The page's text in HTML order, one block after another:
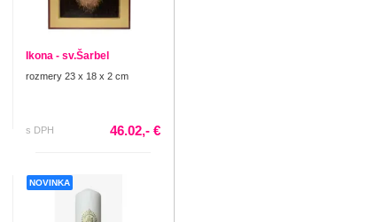
Ikona - sv.Šarbel
rozmery 23 x 18 x 2 cm
s DPH 46.02,- €
NOVINKA